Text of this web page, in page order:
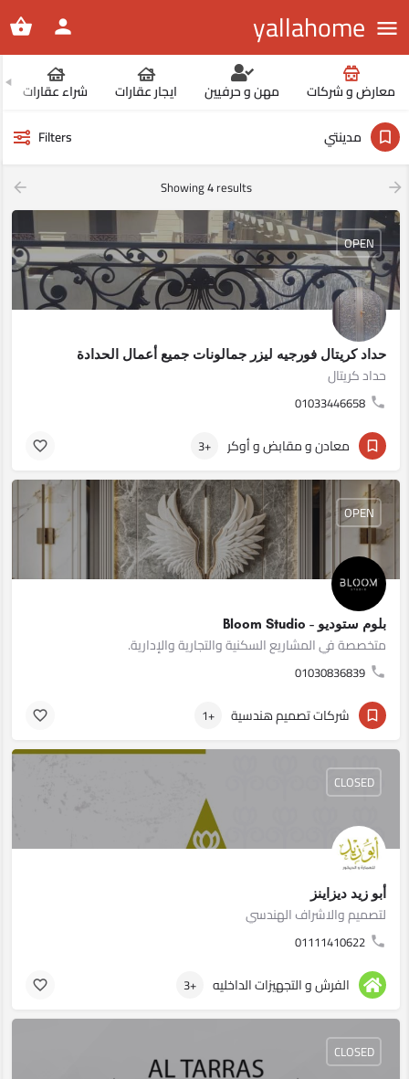
yallahome
معارض و شركات مهن و حرفيين ايجار عقارات
شراء عقارات
مدينتي
Filters
Showing4results
حداد كريتال فورجيه ليزر جمالونات جميع أعمال الحدادة
حداد كريتال
01033446658
OPEN
معادن و مقابض و أوكر +3
بلوم ستوديو - Bloom Studio
متخصصة في المشاريع السكنية والتجارية والإدارية.
01030836839
OPEN
شركات تصميم هندسية +1
أبو زيد ديزاينز
لتصميم والاشراف الهندسي
01111410622
CLOSED
الفرش و التجهيزات الداخليه +3
CLOSED